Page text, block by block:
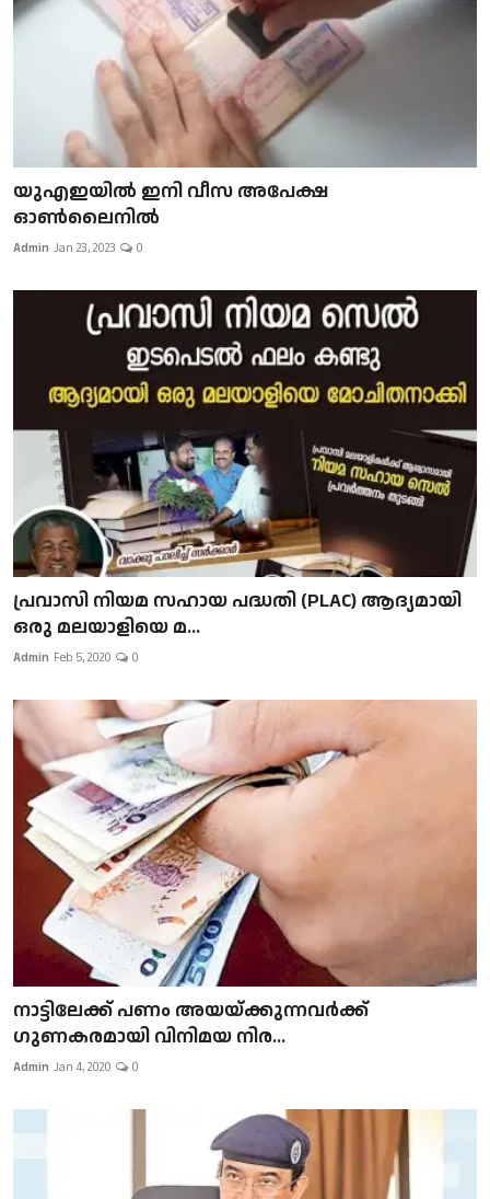
യുഎഇയിൽ ഇനി വീസ അപേക്ഷ
ഓൺലൈനിൽ
Admin Jan 23, 2023 0
പ്രവാസി നിയമ സഹായ പദ്ധതി (PLAC) ആദ്യമായി
ഒരു മലയാളിയെ മ...
Admin Feb 5, 2020 0
നാട്ടിലേക്ക് പണം അയയ്ക്കുന്നവർക്ക്
ഗുണകരമായി വിനിമയ നിര...
Admin Jan 4, 2020 0